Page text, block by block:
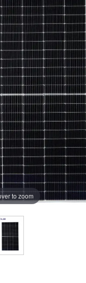
to zoom